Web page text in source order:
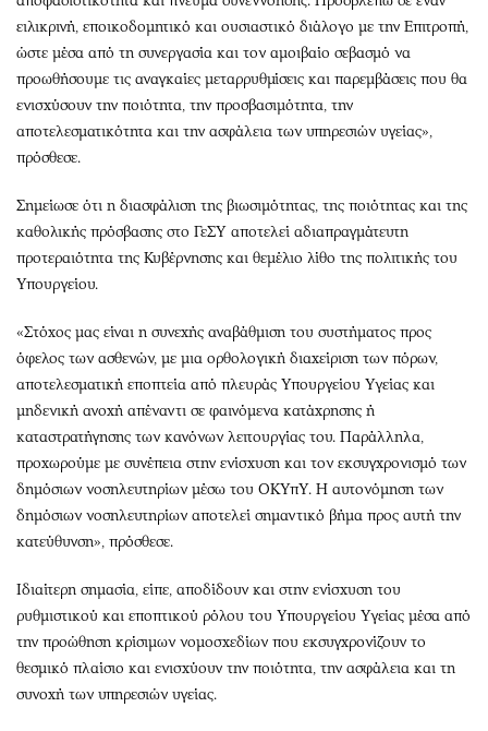
ειλικρινή, εποικοδομητικό και ουσιαστικό διάλογο με την Επιτροπή,
ώστε μέσα από τη συνεργασία και τον αμοιβαίο σεβασμό να
προωθήσουμε τις αναγκαίες μεταρρυθμίσεις και παρεμβάσεις που θα
ενισχύσουν την ποιότητα, την προσβασιμότητα, την
αποτελεσματικότητα και την ασφάλεια των υπηρεσιών υγείας»,
πρόσθεσε.
Σημείωσε ότι η διασφάλιση της βιωσιμότητας, της ποιότητας και της
καθολικής πρόσβασης στο ΓεΣΥ αποτελεί αδιαπραγμάτευτη
προτεραιότητα της Κυβέρνησης και θεμέλιο λίθο της πολιτικής του
Υπουργείου.
«Στόχος μας είναι η συνεχής αναβάθμιση του συστήματος προς
όφελος των ασθενών, με μια ορθολογική διαχείριση των πόρων,
αποτελεσματική εποπτεία από πλευράς Υπουργείου Υγείας και
μηδενική ανοχή απέναντι σε φαινόμενα κατάχρησης ή
καταστρατήγησης των κανόνων λειτουργίας του. Παράλληλα,
προχωρούμε με συνέπεια στην ενίσχυση και τον εκσυγχρονισμό των
δημόσιων νοσηλευτηρίων μέσω του ΟΚΥπΥ. Η αυτονόμηση των
δημόσιων νοσηλευτηρίων αποτελεί σημαντικό βήμα προς αυτή την
κατεύθυνση», πρόσθεσε.
Ιδιαίτερη σημασία, είπε, αποδίδουν και στην ενίσχυση του
ρυθμιστικού και εποπτικού ρόλου του Υπουργείου Υγείας μέσα από
την προώθηση κρίσιμων νομοσχεδίων που εκσυγχρονίζουν το
θεσμικό πλαίσιο και ενισχύουν την ποιότητα, την ασφάλεια και τη
συνοχή των υπηρεσιών υγείας.